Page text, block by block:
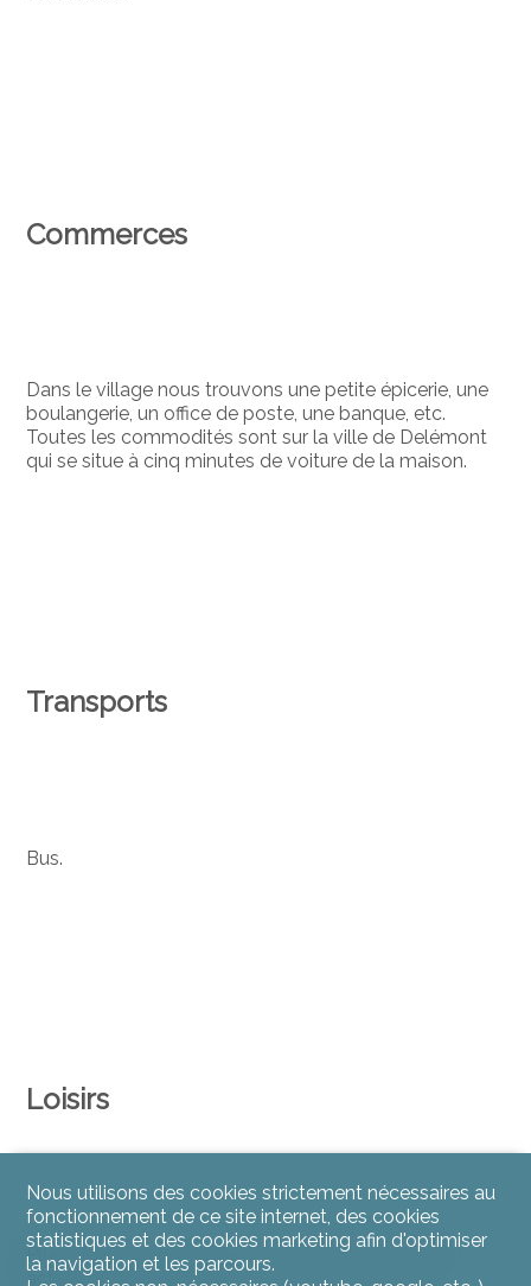
Commerces
Dans le village nous trouvons une petite épicerie, une
boulangerie, un office de poste, une banque, etc.
Toutes les commodités sont sur la ville de Delémont
qui se situe à cinq minutes de voiture de la maison.
Transports
Bus.
Loisirs
Plusieurs associations sportives et culturelles sont
actives sur la commune.
Nous utilisons des cookies strictement nécessaires au
fonctionnement de ce site internet, des cookies
statistiques et des cookies marketing afin d'optimiser
la navigation et les parcours.